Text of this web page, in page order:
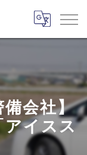
備会社】
アイスス